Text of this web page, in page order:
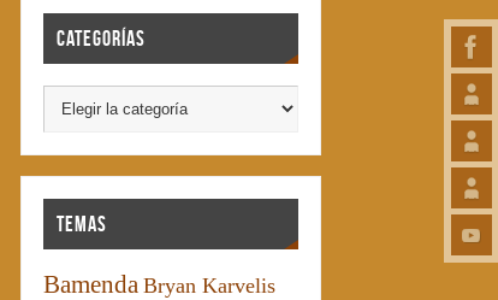
Categorías
Temas
Bamenda Bryan Karvelis